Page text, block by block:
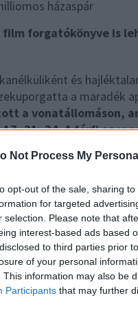
Not Process My
opt-out of the sale, sharing
for targeted
selection. Please note that
interest-based ads based
to third parties prior
of your personal
This information may also be
Participants that may further
forgatókönyve is
és
a maradék
a vonatállomáson,
21, 24. A férfi
el beszélni, az emberek
vett egy lakást,
megkérdezte a
ott van 270 ezerért
mesélte öt